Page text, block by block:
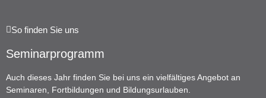
So finden Sie uns
Seminarprogramm
Auch dieses Jahr finden Sie bei uns ein vielfältiges Angebot an
Seminaren, Fortbildungen und Bildungsurlauben.